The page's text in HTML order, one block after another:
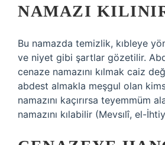
NAMAZI
Bu namazda temizlik, kıbleye
ve niyet gibi şartlar gözetilir.
cenaze namazını kılmak caiz
abdest almakla meşgul olan
namazını kaçırırsa teyemmüm
namazını kılabilir (Mevsılî, el-